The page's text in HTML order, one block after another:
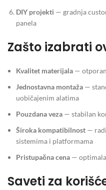
DIY projekti — gradnja
panela
Zašto izabrati
Kvalitet materijala —
Jednostavna montaža —
uobičajenim alatima
Pouzdana veza — stabilan
Široka kompatibilnost —
sistemima i platformama
Pristupačna cena —
Saveti za